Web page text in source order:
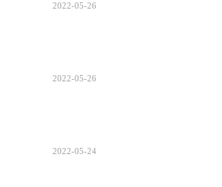
2022-05-26
2022-05-26
2022-05-24